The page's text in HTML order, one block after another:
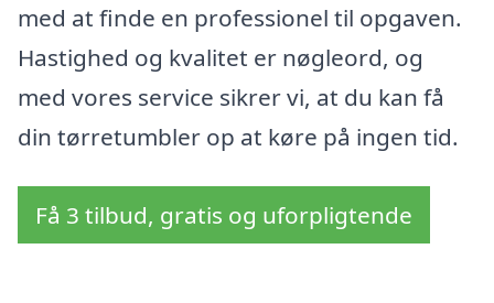
med at finde en professionel til opgaven.
Hastighed og kvalitet er nøgleord, og
med vores service sikrer vi, at du kan få
din tørretumbler op at køre på ingen tid.
Få 3 tilbud, gratis og uforpligtende